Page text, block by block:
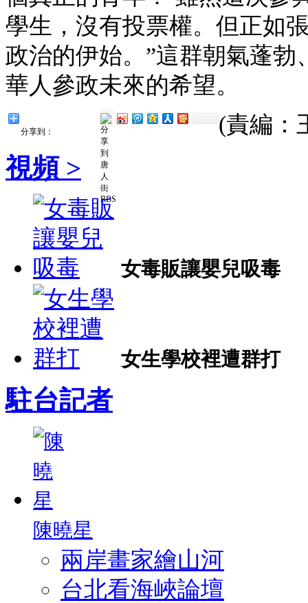
學生，沒有投票權。但正如
政治的伊始。”這群朝氣蓬
華人參政未來的希望。
分享到： (責編：
視頻 >
女毒販讓嬰兒吸毒
女生學校裡遭群打
駐台記者
陳曉星
兩岸畫家繪山河
台北看海峽論壇